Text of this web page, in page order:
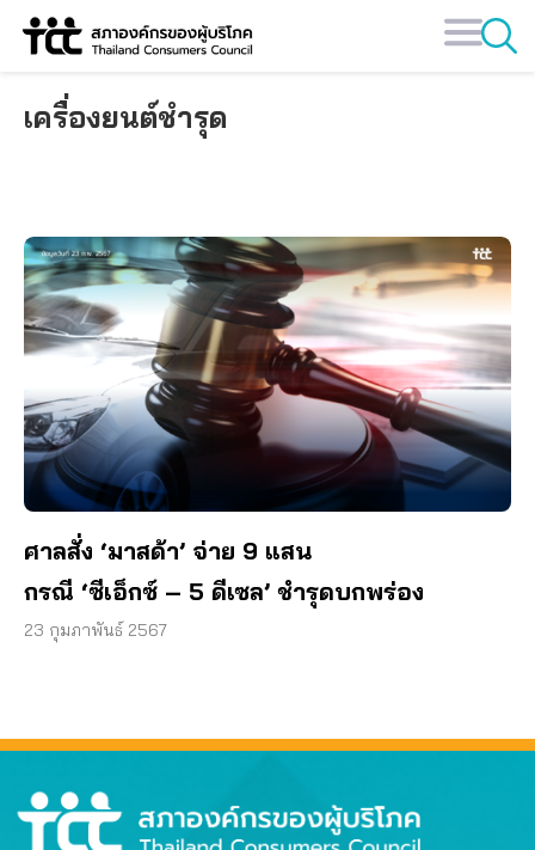
Skip
เครื่องยนต์ชำรุด
ศาลสั่ง ‘มาสด้า’ จ่าย 9 แสน
กรณี ‘ซีเอ็กซ์ – 5 ดีเซล’ ชำรุดบกพร่อง
23 กุมภาพันธ์ 2567